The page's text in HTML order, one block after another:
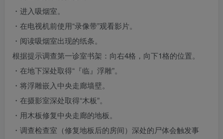
・进入吸烟室。
・在电视机前使用“录像带”观看影片。
・阅读吸烟室出现的纸条。
根据提示调查第一诊室书架：向右4格，向下1格的位置。
・在地下深处取得“『临』浮雕”。
・将浮雕嵌入中央走廊墙壁。
・在摄影室深处取得“木板”。
・用木板修复中央走廊的地板。
・调查检查室（修复地板后的房间）深处的尸体会触发事